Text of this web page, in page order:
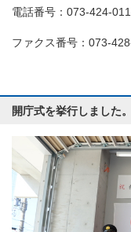
電話番号：073-424-
ファクス番号：073-
開庁式を挙行しました。